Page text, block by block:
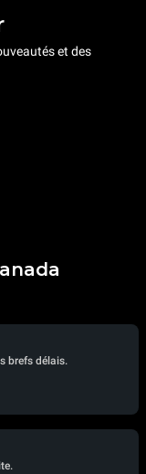
et des
brefs délais.